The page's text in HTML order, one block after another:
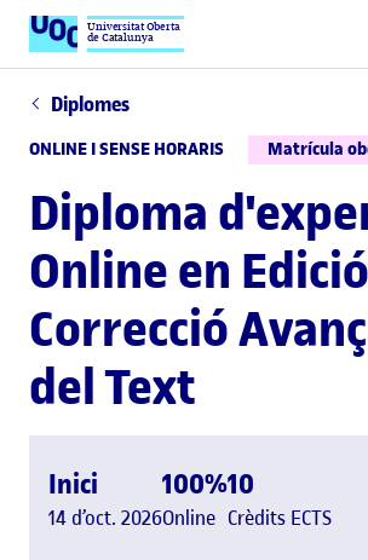
Universitat Oberta
de Catalunya
Diplomes
ONLINE I SENSE HORARIS Matrícula
Diploma
Online en
Correcció
del Text
Inici
14 d’oct. 2026
100%
Online
10
Crèdits ECTS